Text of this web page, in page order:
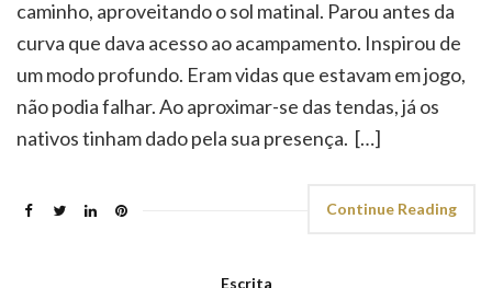
caminho, aproveitando o sol matinal. Parou antes da
curva que dava acesso ao acampamento. Inspirou de
um modo profundo. Eram vidas que estavam em jogo,
não podia falhar. Ao aproximar-se das tendas, já os
nativos tinham dado pela sua presença. […]
Continue Reading
Escrita